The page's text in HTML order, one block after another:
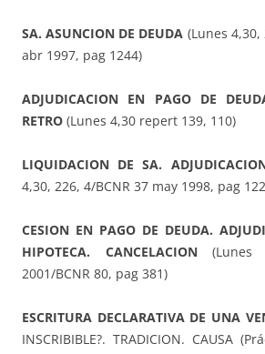
SA. ASUNCION DE DEUDA (Lunes 4,30,
abr 1997, pag 1244)
ADJUDICACION EN PAGO DE
RETRO (Lunes 4,30 repert 139, 110)
LIQUIDACION DE SA.
4,30, 226, 4/BCNR 37 may 1998, pag
CESION EN PAGO DE DEUDA.
HIPOTECA. CANCELACION(Lunes
2001/BCNR 80, pag 381)
ESCRITURA DECLARATIVA DE UNA
INSCRIBIBLE?. TRADICION. CAUSA